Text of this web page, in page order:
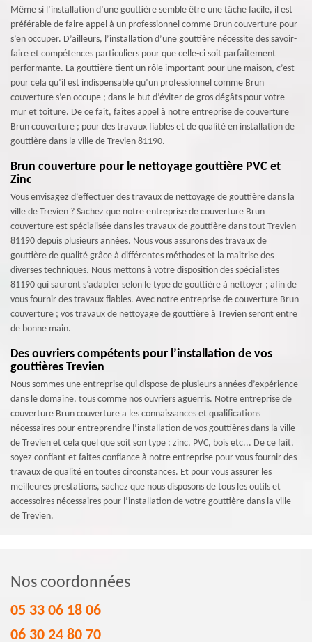
Même si l’installation d’une gouttière semble être une tâche facile, il est
préférable de faire appel à un professionnel comme Brun couverture pour
s’en occuper. D’ailleurs, l’installation d’une gouttière nécessite des savoir-
faire et compétences particuliers pour que celle-ci soit parfaitement
performante. La gouttière tient un rôle important pour une maison, c’est
pour cela qu’il est indispensable qu’un professionnel comme Brun
couverture s’en occupe ; dans le but d’éviter de gros dégâts pour votre
mur et toiture. De ce fait, faites appel à notre entreprise de couverture
Brun couverture ; pour des travaux fiables et de qualité en installation de
gouttière dans la ville de Trevien 81190.
Brun couverture pour le nettoyage gouttière PVC et
Zinc
Vous envisagez d’effectuer des travaux de nettoyage de gouttière dans la
ville de Trevien ? Sachez que notre entreprise de couverture Brun
couverture est spécialisée dans les travaux de gouttière dans tout Trevien
81190 depuis plusieurs années. Nous vous assurons des travaux de
gouttière de qualité grâce à différentes méthodes et la maitrise des
diverses techniques. Nous mettons à votre disposition des spécialistes
81190 qui sauront s’adapter selon le type de gouttière à nettoyer ; afin de
vous fournir des travaux fiables. Avec notre entreprise de couverture Brun
couverture ; vos travaux de nettoyage de gouttière à Trevien seront entre
de bonne main.
Des ouvriers compétents pour l’installation de vos
gouttières Trevien
Nous sommes une entreprise qui dispose de plusieurs années d’expérience
dans le domaine, tous comme nos ouvriers aguerris. Notre entreprise de
couverture Brun couverture a les connaissances et qualifications
nécessaires pour entreprendre l’installation de vos gouttières dans la ville
de Trevien et cela quel que soit son type : zinc, PVC, bois etc... De ce fait,
soyez confiant et faites confiance à notre entreprise pour vous fournir des
travaux de qualité en toutes circonstances. Et pour vous assurer les
meilleures prestations, sachez que nous disposons de tous les outils et
accessoires nécessaires pour l’installation de votre gouttière dans la ville
de Trevien.
Nos coordonnées
05 33 06 18 06
06 30 24 80 70